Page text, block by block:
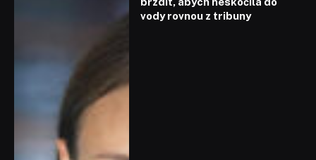
vody rovnou z tribuny